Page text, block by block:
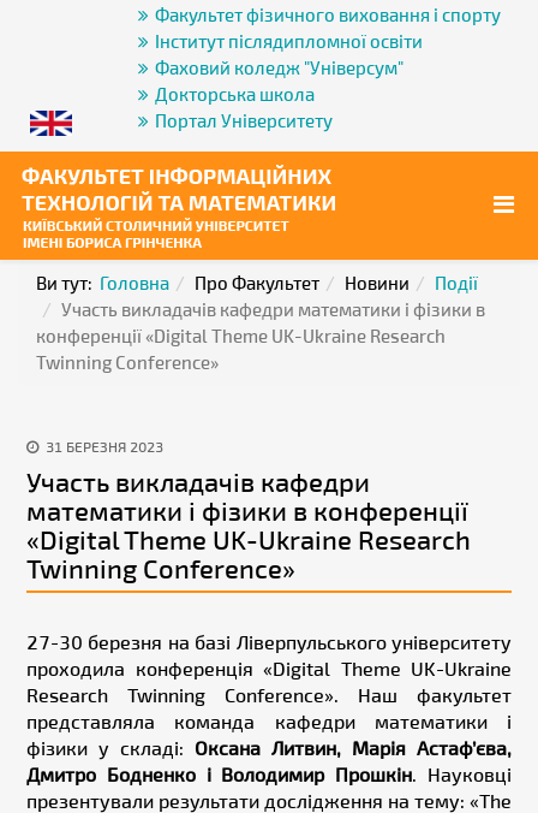
Факультет фізичного виховання і спорту
Інститут післядипломної освіти
Фаховий коледж "Універсум"
Докторська школа
Портал Університету
Ви тут: Головна Про Факультет Новини
Події
Участь викладачів кафедри математики і фізики в
конференції «Digital Theme UK-Ukraine Research
Twinning Conference»
31 БЕРЕЗНЯ 2023
Участь викладачів кафедри
математики і фізики в конференції
«Digital Theme UK-Ukraine Research
Twinning Conference»
27-30 березня на базі Ліверпульського університету
проходила конференція «Digital Theme UK-Ukraine
Research Twinning Conference». Наш факультет
представляла команда кафедри математики і
фізики у складі: Оксана Литвин, Марія Астаф’єва,
Дмитро Бодненко і Володимир Прошкін. Науковці
презентували результати дослідження на тему: «The